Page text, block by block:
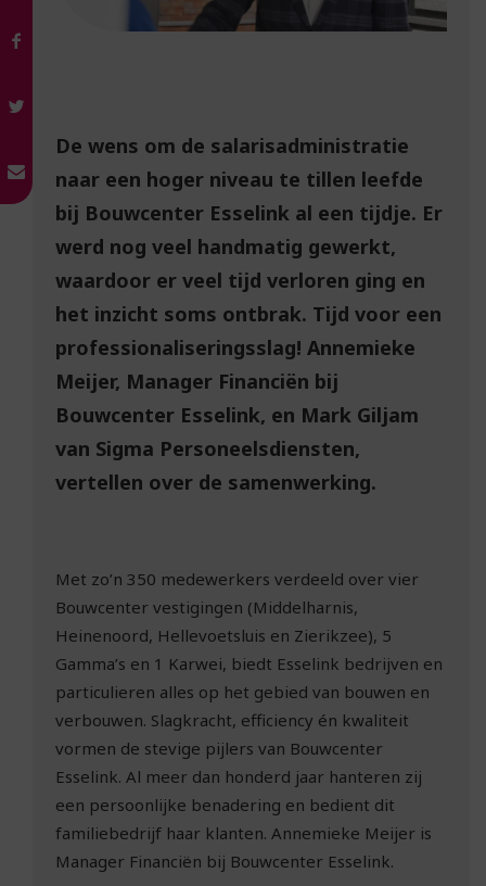
De wens om de salarisadministratie
naar een hoger niveau te tillen leefde
bij Bouwcenter Esselink al een tijdje. Er
werd nog veel handmatig gewerkt,
waardoor er veel tijd verloren ging en
het inzicht soms ontbrak. Tijd voor een
professionaliseringsslag! Annemieke
Meijer, Manager Financiën bij
Bouwcenter Esselink, en Mark Giljam
van Sigma Personeelsdiensten,
vertellen over de samenwerking.
Met zo’n 350 medewerkers verdeeld over vier
Bouwcenter vestigingen (Middelharnis,
Heinenoord, Hellevoetsluis en Zierikzee), 5
Gamma’s en 1 Karwei, biedt Esselink bedrijven en
particulieren alles op het gebied van bouwen en
verbouwen. Slagkracht, efficiency én kwaliteit
vormen de stevige pijlers van Bouwcenter
Esselink. Al meer dan honderd jaar hanteren zij
een persoonlijke benadering en bedient dit
familiebedrijf haar klanten. Annemieke Meijer is
Manager Financiën bij Bouwcenter Esselink.